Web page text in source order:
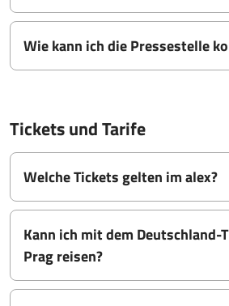
Wie kann ich die Pressestelle
Tickets und Tarife
Welche Tickets gelten im alex?
Kann ich mit dem Deutschland-
Prag reisen?